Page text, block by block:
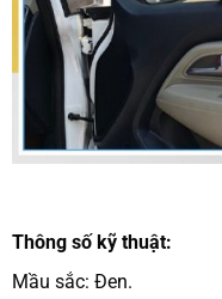
Thông số kỹ thuật:
Mầu sắc: Đen.